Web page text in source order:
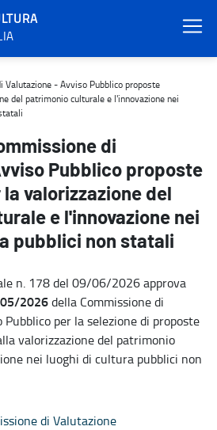
di Valutazione - Avviso Pubblico
Valutazione - Avviso Pubblico proposte
del patrimonio culturale e l'innovazione nei
di
Pubblico proposte
valorizzazione del
e l'innovazione nei
pubblici non statali
n. 178 del 09/06/2026 approva
2026della Commissione di
per la selezione di proposte
valorizzazione del patrimonio
nei luoghi di cultura pubblici non
di Valutazione